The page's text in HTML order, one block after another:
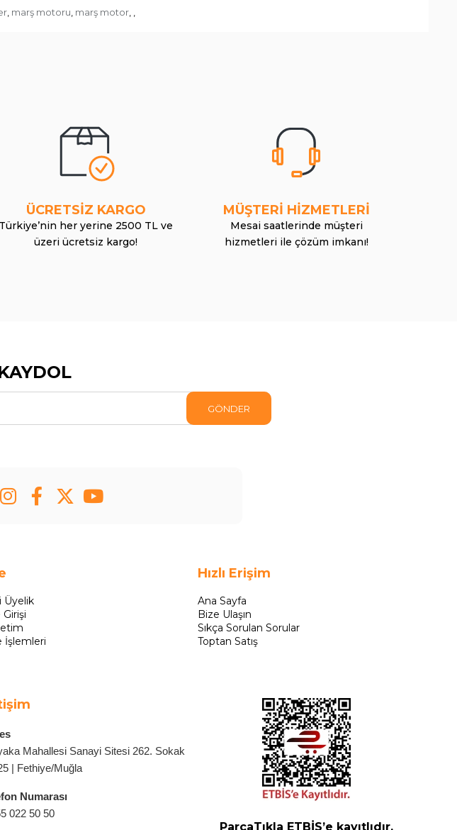
, marş motoru, marş motor, ,
ÜCRETSİZ KARGO
Türkiye’nin her yerine 2500 TL ve
üzeri ücretsiz kargo!
MÜŞTERİ HİZMETLERİ
Mesai saatlerinde müşteri
hizmetleri ile çözüm imkanı!
GÖNDER
Üyelik
Girişi
İşlemleri
Mahallesi Sanayi Sitesi 262. Sokak
| Fethiye/Muğla
Numarası
022 50 50
Hızlı Erişim
Ana Sayfa
Bize Ulaşın
Sıkça Sorulan Sorular
Toptan Satış
ParçaTıkla ETBİS’e kayıtlıdır.